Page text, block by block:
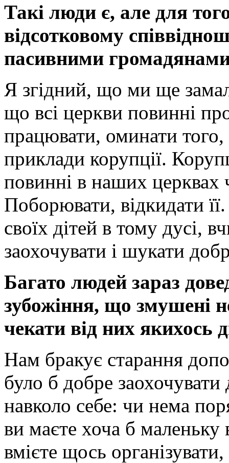
Такі люди є, але для
відсотковому
пасивними
Я згідний, що ми ще
що всі церкви повинні
працювати, оминати
приклади корупції.
повинні в наших церквах
Поборювати, відкидати
своїх дітей в тому дусі,
заохочувати і шукати
Багато людей зараз
зубожіння, що змушені
чекати від них якихось
Нам бракує старання
було б добре
навколо себе: чи нема
ви маєте хоча б
вмієте щось